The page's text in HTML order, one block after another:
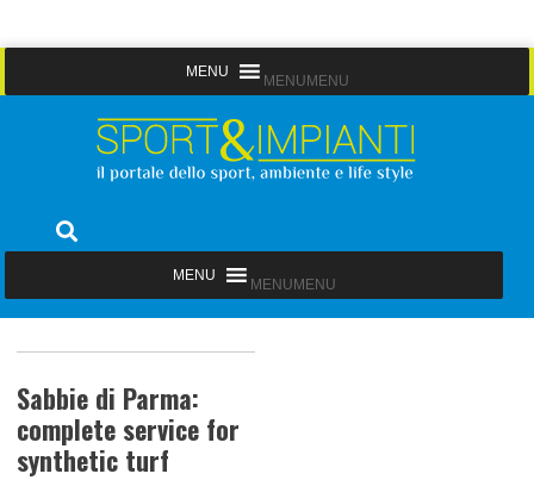
to
MENU MENU
Sport&Impianti
MENU MENU
Sabbie di Parma:
complete service for
synthetic turf